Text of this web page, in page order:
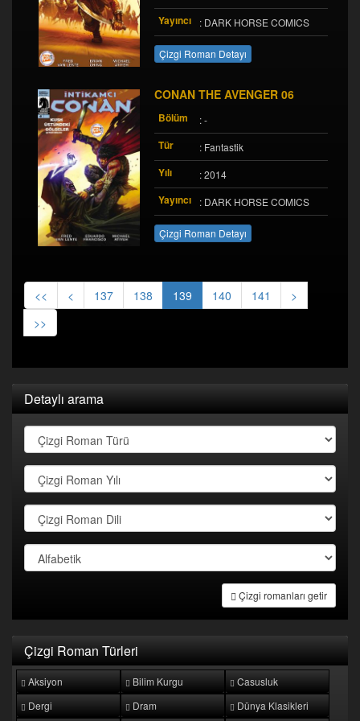
Yayıncı : DARK HORSE COMICS
Çizgi Roman Detayı
CONAN THE AVENGER 06
Bölüm : -
Tür : Fantastik
Yılı : 2014
Yayıncı : DARK HORSE COMICS
Çizgi Roman Detayı
<< < 137 138 139 140 141
>
>>
Detaylı arama
Çizgi romanları getir
Çizgi Roman Türleri
Aksiyon Bilim Kurgu
Casusluk
Dergi
Dram
Dünya Klasikleri